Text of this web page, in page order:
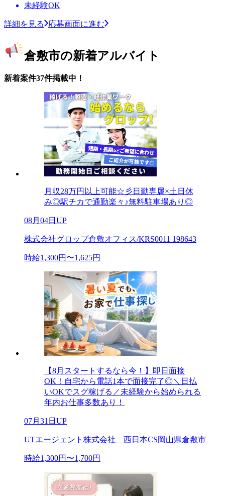
未経験OK
詳細を見る 応募画面に進む
倉敷市の新着アルバイト
新着案件37件掲載中！
月収28万円以上可能☆彡日勤専属×土日休
み◎駅チカで通勤楽々♪無料駐車場あり◎
08月04日UP
株式会社グロップ倉敷オフィス/KRS0011 198643
時給1,300円〜1,625円
【8月スタートするなら今！】即日面接
OK！自宅から電話1本で面接完了◎＼日払
いOKでスグ稼げる／未経験から始められる
年内お仕事多数あり！
07月31日UP
UTエージェント株式会社 西日本CS岡山県倉敷市
時給1,300円〜1,700円